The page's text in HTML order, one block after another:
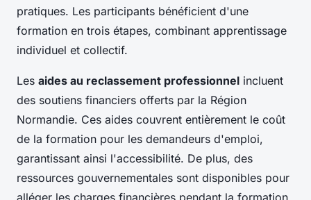
pratiques. Les participants bénéficient d'une
formation en trois étapes, combinant apprentissage
individuel et collectif.
Les aides au reclassement professionnel incluent
des soutiens financiers offerts par la Région
Normandie. Ces aides couvrent entièrement le coût
de la formation pour les demandeurs d'emploi,
garantissant ainsi l'accessibilité. De plus, des
ressources gouvernementales sont disponibles pour